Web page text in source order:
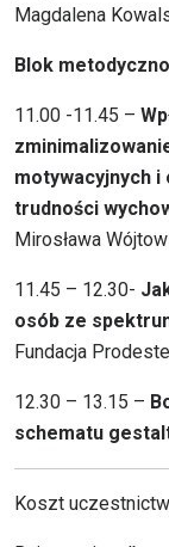
Magdalena
Blok
11.00 -11.45 –
motywacyjnych i
trudności
Mirosława
11.45 – 12.30-
osób ze
Fundacja Prodeste
12.30 – 13.15 –
schematu
Koszt